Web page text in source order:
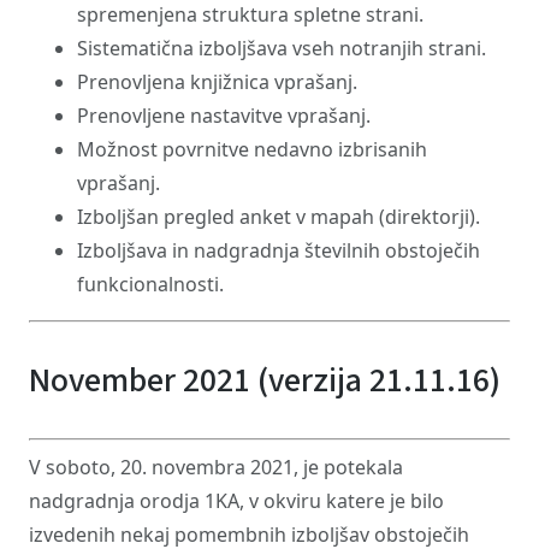
spremenjena struktura spletne strani.
Sistematična izboljšava vseh notranjih strani.
Prenovljena knjižnica vprašanj.
Prenovljene nastavitve vprašanj.
Možnost povrnitve nedavno izbrisanih
vprašanj.
Izboljšan pregled anket v mapah (direktorji).
Izboljšava in nadgradnja številnih obstoječih
funkcionalnosti.
November 2021 (verzija 21.11.16)
V soboto, 20. novembra 2021, je potekala
nadgradnja orodja 1KA, v okviru katere je bilo
izvedenih nekaj pomembnih izboljšav obstoječih